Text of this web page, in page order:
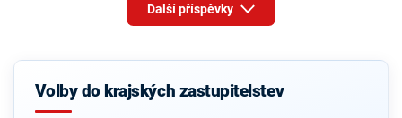
Další příspěvky
Volby do krajských zastupitelstev